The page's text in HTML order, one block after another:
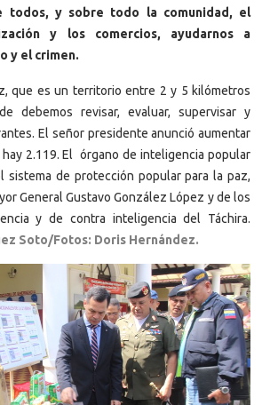
todos, y sobre todo la comunidad, el
y los comercios, ayudarnos a
y el crimen.
que es un territorio entre 2 y 5 kilómetros
debemos revisar, evaluar, supervisar y
El señor presidente anunció aumentar
2.119. El órgano de inteligencia popular
sistema de protección popular para la paz,
General Gustavo González López y de los
y de contra inteligencia del Táchira.
Soto/Fotos: Doris Hernández.